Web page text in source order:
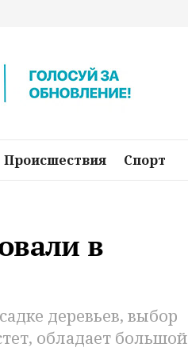
Происшествия Спорт
в
деревьев, выбор
обладает большой